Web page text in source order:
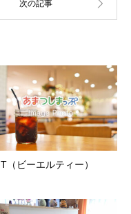
（ビーエルティー）